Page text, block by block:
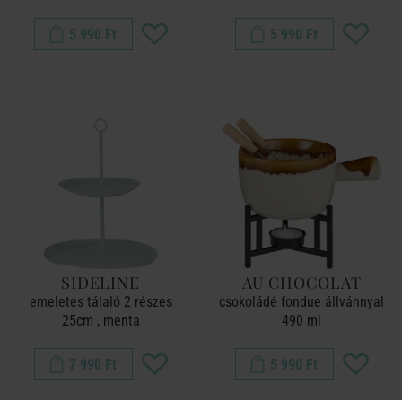
5 990 Ft 5 990 Ft
SIDELINE
emeletes tálaló 2 részes
25cm , menta
7 990 Ft
AU CHOCOLAT
csokoládé fondue állvánnyal
490 ml
5 990 Ft